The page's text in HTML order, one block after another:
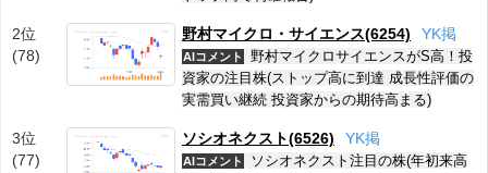
2位
(78)
野村マイクロ・サイエンス(6254) YK掲
AIコメント
野村マイクロサイエンスがS高！投
資家の注目株(ストップ高に到達 成長性評価の
実需買い継続 投資家からの期待高まる)
3位
(77)
ソシオネクスト(6526) YK掲
AIコメント
ソシオネクスト注目の株(年初来高